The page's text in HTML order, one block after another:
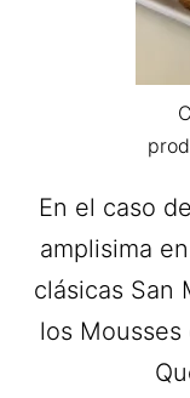
En el caso
amplisima
clásicas San
los